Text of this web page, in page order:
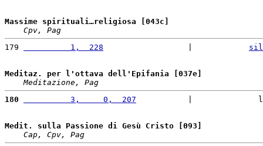
Massime spirituali…religiosa [043c]
Cpv, Pag
179
          1,  228
Meditaz. per l'ottava dell'Epifania [037e]
Meditazione, Pag
180
          3,     0,  207
|
Medit. sulla Passione di Gesù Cristo [093]
Cap, Cpv, Pag